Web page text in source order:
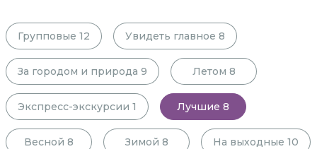
Групповые 12 Увидеть главное 8
За городом и природа 9 Летом 8
Экспресс-экскурсии 1 Лучшие 8
Весной 8 Зимой 8 На выходные 10